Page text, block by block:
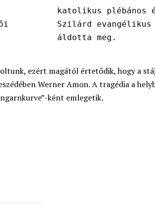
katolikus plébános
Szilárd
áldotta meg.
ezért magától értetődik, hogy a
Werner Amon. A tragédia a
ként emlegetik.